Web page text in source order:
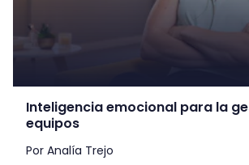
Inteligencia emocional para la
equipos
Por Analía Trejo